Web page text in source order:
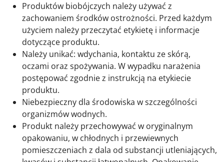
Produktów biobójczych należy używać z
zachowaniem środków ostrożności. Przed każdym
użyciem należy przeczytać etykietę i informacje
dotyczące produktu.
Należy unikać: wdychania, kontaktu ze skórą,
oczami oraz spożywania. W wypadku narażenia
postępować zgodnie z instrukcją na etykiecie
produktu.
Niebezpieczny dla środowiska w szczególności
organizmów wodnych.
Produkt należy przechowywać w oryginalnym
opakowaniu, w chłodnych i przewiewnych
pomieszczeniach z dala od substancji utleniających,